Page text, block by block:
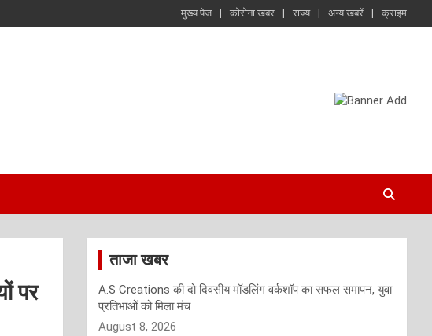
मुख्य पेज कोरोना खबर राज्य अन्य खबरें क्राइम
पर
ताजा खबर
A.S Creations की दो दिवसीय मॉडलिंग वर्कशॉप का सफल समापन, युवा
प्रतिभाओं को मिला मंच
August 8, 2026